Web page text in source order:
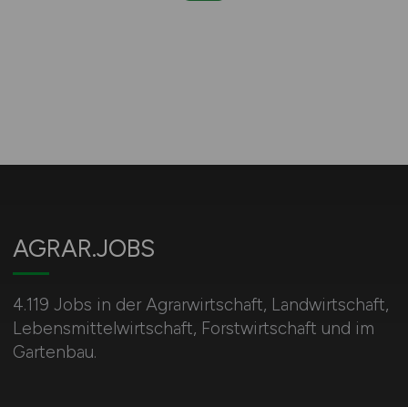
AGRAR.JOBS
4.119 Jobs in der Agrarwirtschaft, Landwirtschaft,
Lebensmittelwirtschaft, Forstwirtschaft und im
Gartenbau.